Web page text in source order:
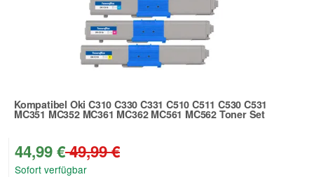
Kompatibel Oki C310 C330 C331 C510 C511 C530 C531
MC351 MC352 MC361 MC362 MC561 MC562 Toner Set
Zur Artikelbewertung
44,99 €49,99 €
Sofort verfügbar